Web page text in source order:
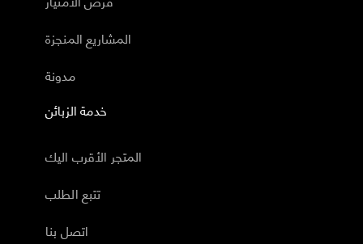
المشاريع المنجزة
مدونة
خدمة الزبائن
المتجر الأقرب اليك
تتبع الطلب
اتصل بنا